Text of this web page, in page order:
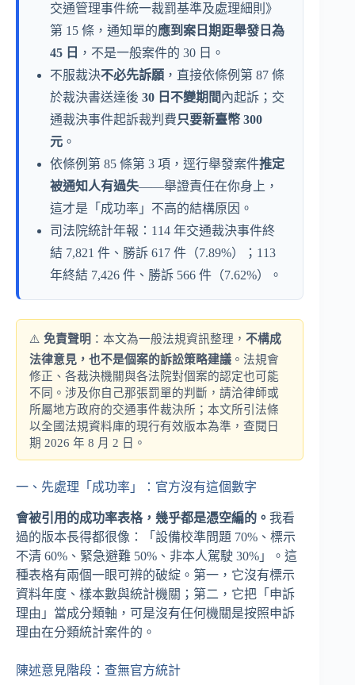
交通管理事件統一裁罰基準及處理細則》
第 15 條，通知單的應到案日期距舉發日為
45 日 ，不是一般案件的 30 日。
不服裁決不必先訴願 ，直接依條例第 87 條
於裁決書送達後30 日不變期間內起訴；交
通裁決事件起訴裁判費只要新臺幣 300
元 。
依條例第 85 條第 3 項，逕行舉發案件推定
被通知人有過失——舉證責任在你身上，
這才是「成功率」不高的結構原因。
司法院統計年報：114 年交通裁決事件終
結 7,821 件、勝訴 617 件（7.89%）；113
年終結 7,426 件、勝訴 566 件（7.62%）。
⚠️ 免責聲明 ：本文為一般法規資訊整理， 不構成
法律意見，也不是個案的訴訟策略建議 。法規會
修正、各裁決機關與各法院對個案的認定也可能
不同。涉及你自己那張罰單的判斷，請洽律師或
所屬地方政府的交通事件裁決所；本文所引法條
以全國法規資料庫的現行有效版本為準，查閱日
期 2026 年 8 月 2 日。
一、先處理「成功率」：官方沒有這個數字
會被引用的成功率表格，幾乎都是憑空編的。 我看
過的版本長得都很像：「設備校準問題 70%、標示
不清 60%、緊急避難 50%、非本人駕駛 30%」。這
種表格有兩個一眼可辨的破綻。第一，它沒有標示
資料年度、樣本數與統計機關；第二，它把「申訴
理由」當成分類軸，可是沒有任何機關是按照申訴
理由在分類統計案件的。
陳述意見階段：查無官方統計